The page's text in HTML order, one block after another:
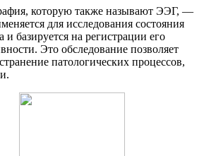
которую также называют ЭЭГ, —
для исследования состояния
и базируется на регистрации его
Это обследование позволяет
патологических процессов,